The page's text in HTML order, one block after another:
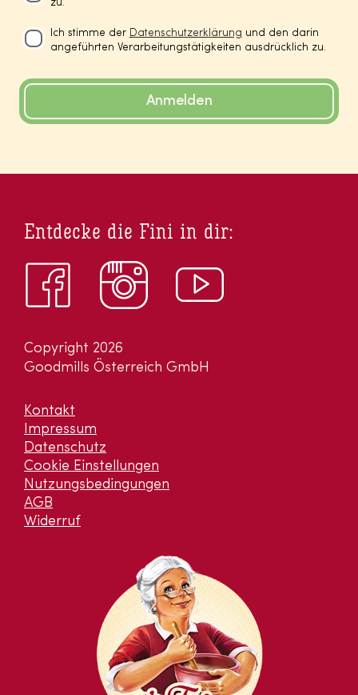
zu.
Ich stimme der Datenschutzerklärung und den darin
angeführten Verarbeitungstätigkeiten ausdrücklich zu.
Anmelden
Copyright 2026
Goodmills Österreich GmbH
Kontakt
Impressum
Datenschutz
Cookie Einstellungen
Nutzungsbedingungen
AGB
Widerruf
Entdecke die Fini in dir: